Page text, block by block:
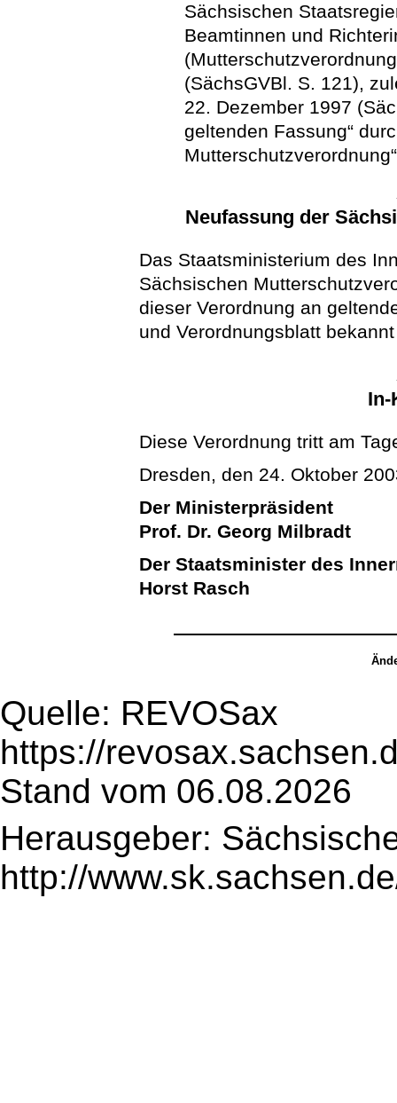
Sächsischen
Beamtinnen und
(SächsGVBl. S. 121),
22. Dezember 1997
geltenden Fassung“
Neufassung der
Das Staatsministerium des
Sächsischen
dieser Verordnung an
und Verordnungsblatt
In-
Diese Verordnung tritt am
Dresden, den 24. Oktober
Der Ministerpräsident
Prof. Dr. Georg Milbradt
Der Staatsminister des
Horst Rasch
Quelle: REVOSax
https://
Stand vom 06.08.2026
Herausgeber:
http://